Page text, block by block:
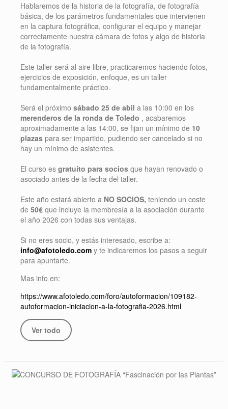
Hablaremos de la historia de la fotografía, de fotografía
básica, de los parámetros fundamentales que intervienen
en la captura fotográfica, configurar el equipo y manejar
correctamente nuestra cámara de fotos y algo de historia
de la fotografía.
Este taller será al aire libre, practicaremos haciendo fotos,
ejercicios de exposición, enfoque, es un taller
fundamentalmente práctico.
Será el próximo sábado 25 de abil a las 10:00 en los
merenderos de la ronda de Toledo , acabaremos
aproximadamente a las 14:00, se fijan un mínimo de 10
plazas para ser impartido, pudiendo ser cancelado si no
hay un mínimo de asistentes.
El curso es gratuito para socios que hayan renovado o
asociado antes de la fecha del taller.
Este año estará abierto a NO SOCIOS, teniendo un coste
de 50€ que incluye la membresía a la asociación durante
el año 2026 con todas sus ventajas.
Si no eres socio, y estás interesado, escribe a:
info@afotoledo.com y te indicaremos los pasos a seguir
para apuntarte.
Mas info en:
https://www.afotoledo.com/foro/autoformacion/109182-
autoformacion-iniciacion-a-la-fotografia-2026.html
Ver todo